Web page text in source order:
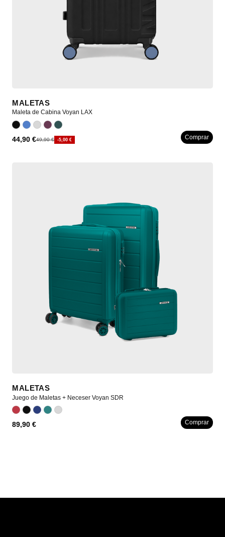
MALETAS
Maleta de Cabina Voyan LAX
44,90 €49,90 € -5,00 € Comprar
MALETAS
Juego de Maletas + Neceser Voyan SDR
89,90 € Comprar